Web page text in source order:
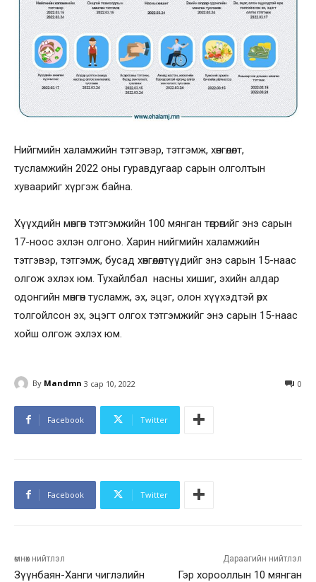
Нийгмийн халамжийн тэтгэвэр, тэтгэмж, хөнгөлөлт,
тусламжийн 2022 оны гуравдугаар сарын олголтын
хуваарийг хүргэж байна.
Хүүхдийн мөнгөн тэтгэмжийн 100 мянган төгрөгийг энэ сарын
17-ноос эхлэн олгоно. Харин нийгмийн халамжийн
тэтгэвэр, тэтгэмж, бусад хөнгөлөлтүүдийг энэ сарын 15-наас
олгож эхлэх юм. Тухайлбал насны хишиг, эхийн алдар
одонгийн мөнгөн тусламж, эх, эцэг, олон хүүхэдтэй өрх
толгойлсон эх, эцэгт олгох тэтгэмжийг энэ сарын 15-наас
хойш олгож эхлэх юм.
By Mandmn 3 сар 10, 2022 0
Facebook Twitter
Facebook Twitter
өмнөх нийтлэл
Зүүнбаян-Ханги чиглэлийн
Дараагийн нийтлэл
Гэр хорооллын 10 мянган